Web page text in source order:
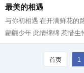
最美的相遇
与你初相遇 在开满鲜花的
翩翩少年 此情绵绵 惹惜
我呼唤你，轻轻的 一笑留
首页 1